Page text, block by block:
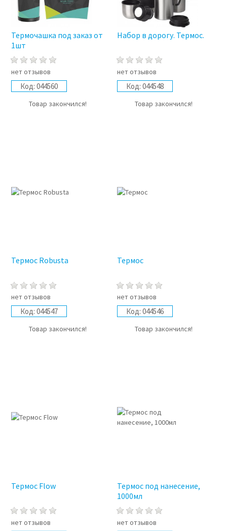
Термочашка под заказ от
1шт
нет отзывов
Код: 044560
Товар закончился!
Набор в дорогу. Термос.
нет отзывов
Код: 044548
Товар закончился!
Термос Robusta
нет отзывов
Код: 044547
Товар закончился!
Термос
нет отзывов
Код: 044546
Товар закончился!
Термос Flow
нет отзывов
Термос под нанесение,
1000мл
нет отзывов